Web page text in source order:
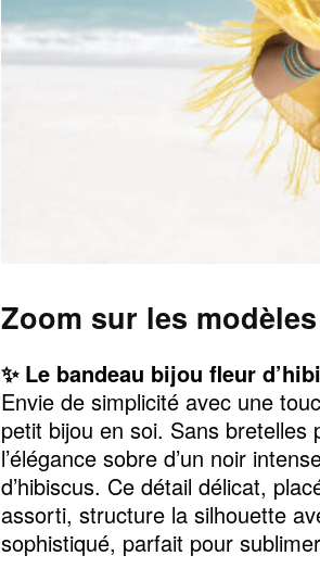
Zoom sur les
✨ Le bandeau bijou fleur
Envie de simplicité avec une
petit bijou en soi. Sans
l’élégance sobre d’un noir
d’hibiscus. Ce détail délicat,
assorti, structure la silhouette
sophistiqué, parfait pour